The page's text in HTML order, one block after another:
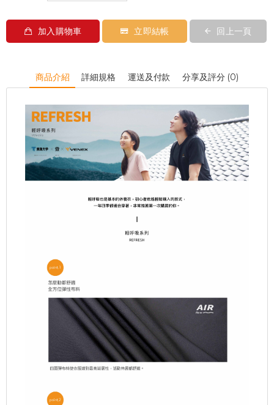
加入購物車 立即結帳 回上一頁
商品介紹 詳細規格 運送及付款 分享及評分 (0)